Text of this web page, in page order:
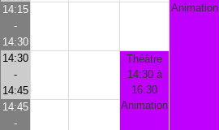
Animation
14:15
-
14:30
14:30
-
14:45
Théâtre
14:30 à
16:30
Animation
14:45
-